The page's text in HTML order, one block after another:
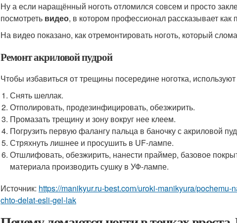
Ну а если наращённый ноготь отломился совсем и просто
посмотреть видео, в котором профессионал рассказывает как
На видео показано, как отремонтировать ноготь, который
Ремонт акриловой пудрой
Чтобы избавиться от трещины посередине ноготка,
Снять шеллак.
Отполировать, продезинфицировать, обезжирить.
Промазать трещину и зону вокруг нее клеем.
Погрузить первую фалангу пальца в баночку с акриловой
Стряхнуть лишнее и просушить в UF-лампе.
Отшлифовать, обезжирить, нанести праймер, базовое
материала производить сушку в УФ-лампе.
Источник: https://manikyur.ru-best.com/uroki-manikyura/
chto-delat-esli-gel-lak